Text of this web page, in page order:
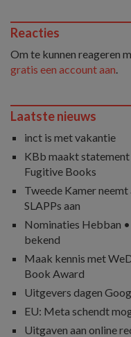
Reacties
Om te kunnen reageren
gratis een account aan
Laatste nieuws
inct is met vakantie
KBb maakt
Fugitive Books
Tweede Kamer
SLAPPs aan
Nominaties Hebban
bekend
Maak kennis met
Book Award
Uitgevers dagen
EU: Meta schendt
Uitgaven aan online